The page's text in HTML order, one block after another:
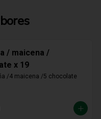
/ maicena /
x 19
/4 maicena /5 chocolate